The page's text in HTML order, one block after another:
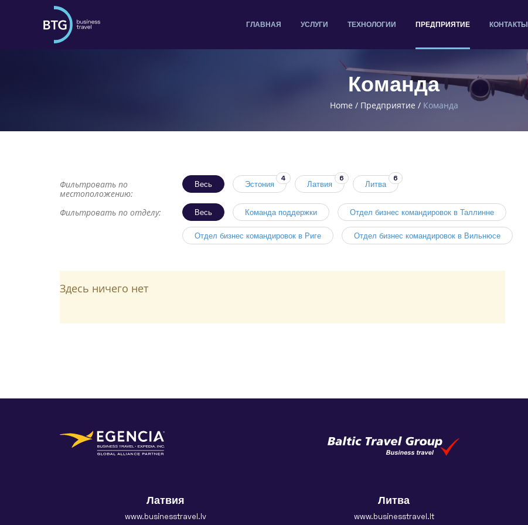
ГЛАВНАЯ УСЛУГИ ТЕХНОЛОГИИ ПРЕДПРИЯТИЕ КОНТАКТЫ
Команда
Home / Предприятие / Команда
Фильтровать по
местоположению:
Весь Эстония
4
Латвия
6
Литва
6
Фильтровать по отделу: Весь Команда поддержки Отдел бизнес командировок в Таллинне
Отдел бизнес командировок в Риге Отдел бизнес командировок в Вильнюсе
Здесь ничего нет
Латвия
www.businesstravel.lv
Литва
www.businesstravel.lt